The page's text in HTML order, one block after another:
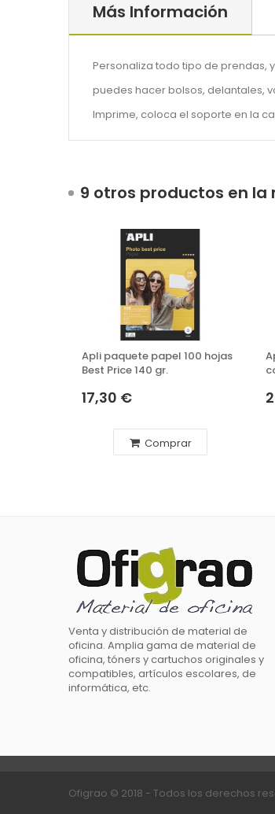
Más Información
Personaliza todo tipo de prendas,
puedes hacer bolsos, delantales,
Imprime, coloca el soporte en la
9 otros productos en
Apli paquete papel 100 hojas
Best Price 140 gr.
17,30 €
Comprar
Venta y distribución de material de
oficina. Amplia gama de material de
oficina, tóners y cartuchos originales y
compatibles, artículos escolares, de
informática, etc.
Ofigrao © 2018 - Todos los derechos